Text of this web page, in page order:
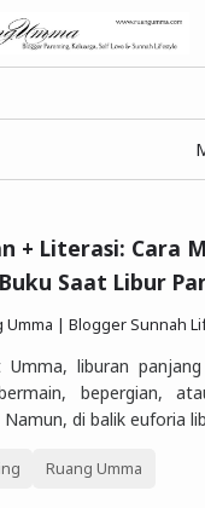
+ Literasi: Cara
Saat Libur
| Blogger Sunnah Lifestyle |
Umma, liburan
bepergian,
Namun, di balik euforia
Ruang Umma